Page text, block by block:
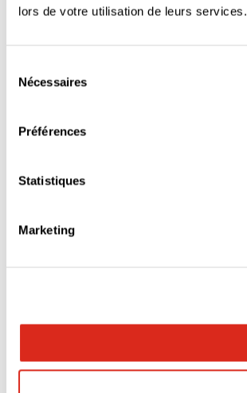
lors de votre utilisation de leurs services.
Nécessaires
Préférences
Statistiques
Marketing